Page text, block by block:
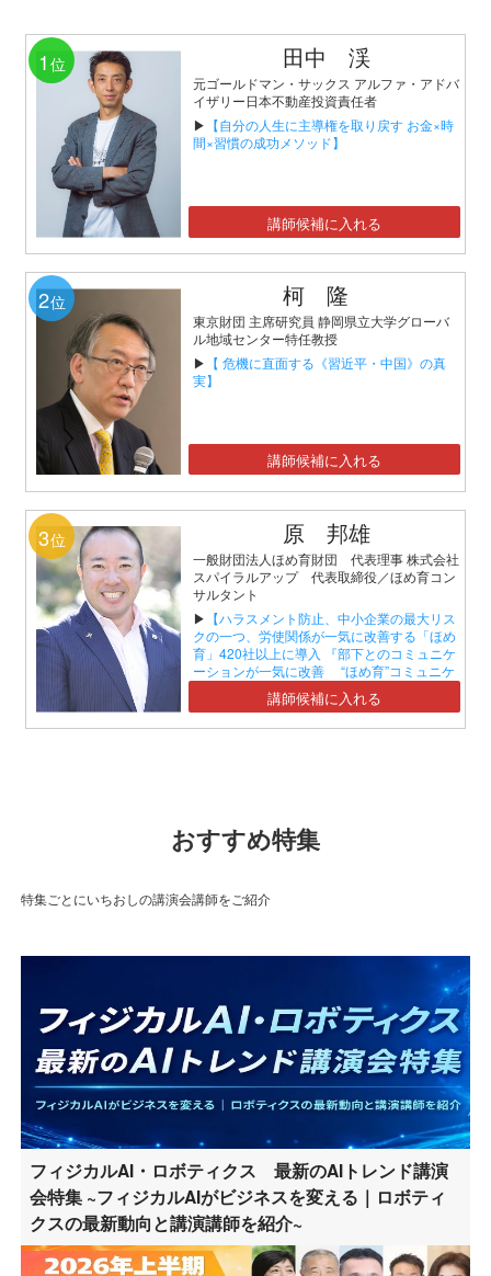
1 位 田中 渓
元ゴールドマン・サックス アルファ・アドバ
イザリー日本不動産投資責任者
▶ 【自分の人生に主導権を取り戻す お金×時
間×習慣の成功メソッド】
講師候補に入れる
2位 柯 隆
東京財団 主席研究員 静岡県立大学グローバ
ル地域センター特任教授
▶ 【 危機に直面する《習近平・中国》の真
実】
講師候補に入れる
3位 原 邦雄
一般財団法人ほめ育財団 代表理事 株式会社
スパイラルアップ 代表取締役／ほめ育コン
サルタント
▶ 【ハラスメント防止、中小企業の最大リス
クの一つ、労使関係が一気に改善する「ほめ
育」420社以上に導入 『部下とのコミュニケ
ーションが一気に改善 “ほめ育”コミュニケ
ーションセミナー』】講師候補に入れる
おすすめ特集
特集ごとにいちおしの講演会講師をご紹介
フィジカルAI・ロボティクス 最新のAIトレンド講演
会特集 ~フィジカルAIがビジネスを変える｜ロボティ
クスの最新動向と講演講師を紹介~